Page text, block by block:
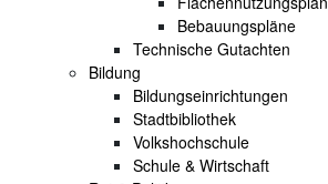
Bebauungspläne
Technische Gutachten
Bildung
Bildungseinrichtungen
Stadtbibliothek
Volkshochschule
Schule & Wirtschaft